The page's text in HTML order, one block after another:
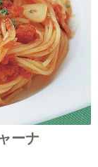
ーナ